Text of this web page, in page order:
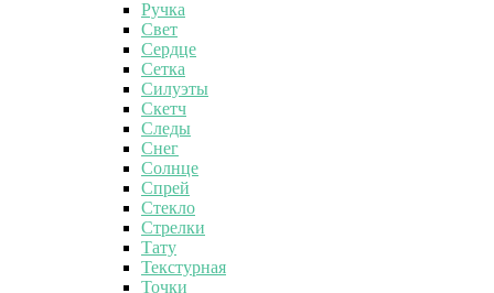
Ручка
Свет
Сердце
Сетка
Силуэты
Скетч
Следы
Снег
Солнце
Спрей
Стекло
Стрелки
Тату
Текстурная
Точки